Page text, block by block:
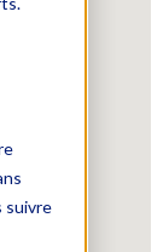
suivre